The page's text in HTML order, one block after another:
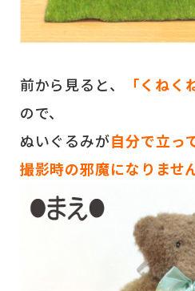
前から見ると、
「くね
ので、
ぬいぐるみが自分で立っ
撮影時の邪魔になりません